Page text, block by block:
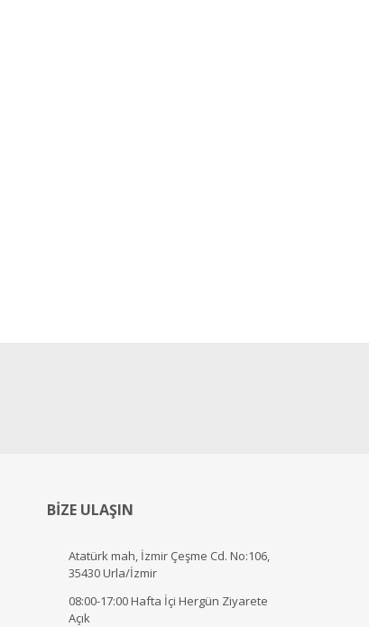
BİZE ULAŞIN
Atatürk mah, İzmir Çeşme Cd. No:106,
35430 Urla/İzmir
08:00-17:00 Hafta İçi Hergün Ziyarete
Açık